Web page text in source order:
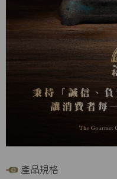
產品規格